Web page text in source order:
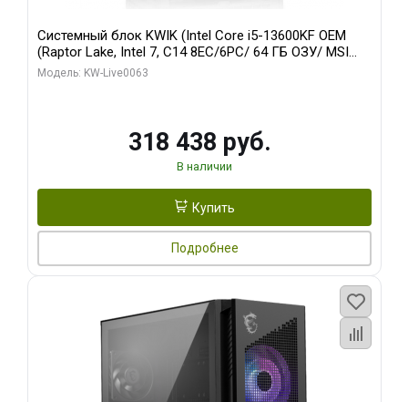
Системный блок KWIK (Intel Core i5-13600KF OEM
(Raptor Lake, Intel 7, C14 8EC/6PC/ 64 ГБ ОЗУ/ MSI
RTX5080 VENTUS 3X OC 16GB GDDR7 256bit 3xDP
Модель: KW-Live0063
318 438 руб.
В наличии
Купить
Подробнее